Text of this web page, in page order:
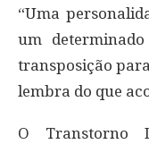
“Uma
um
transposição
lembra do que
O Transtorno